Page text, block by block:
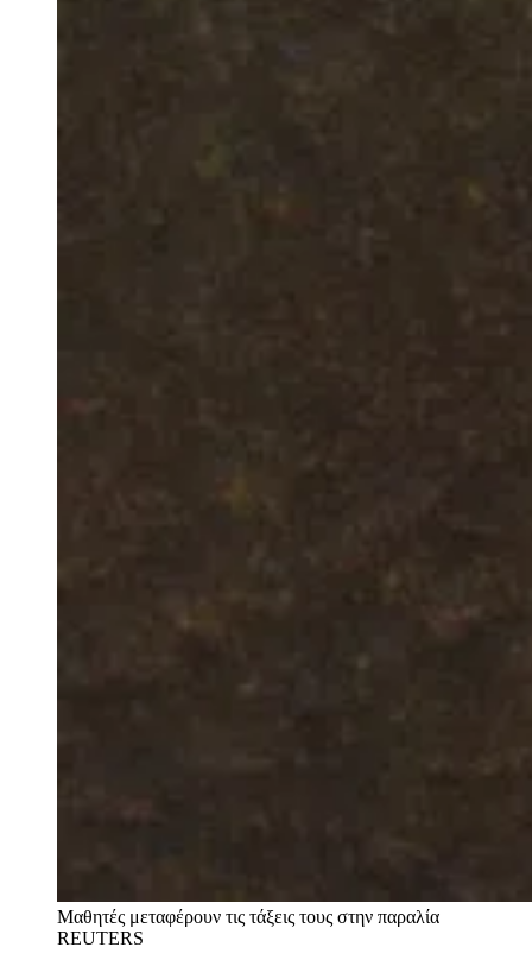
Μαθητές μεταφέρουν τις τάξεις τους στην παραλία
REUTERS